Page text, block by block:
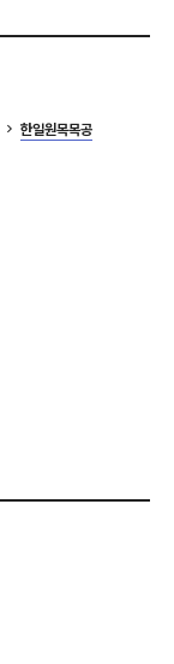
한일원목목공